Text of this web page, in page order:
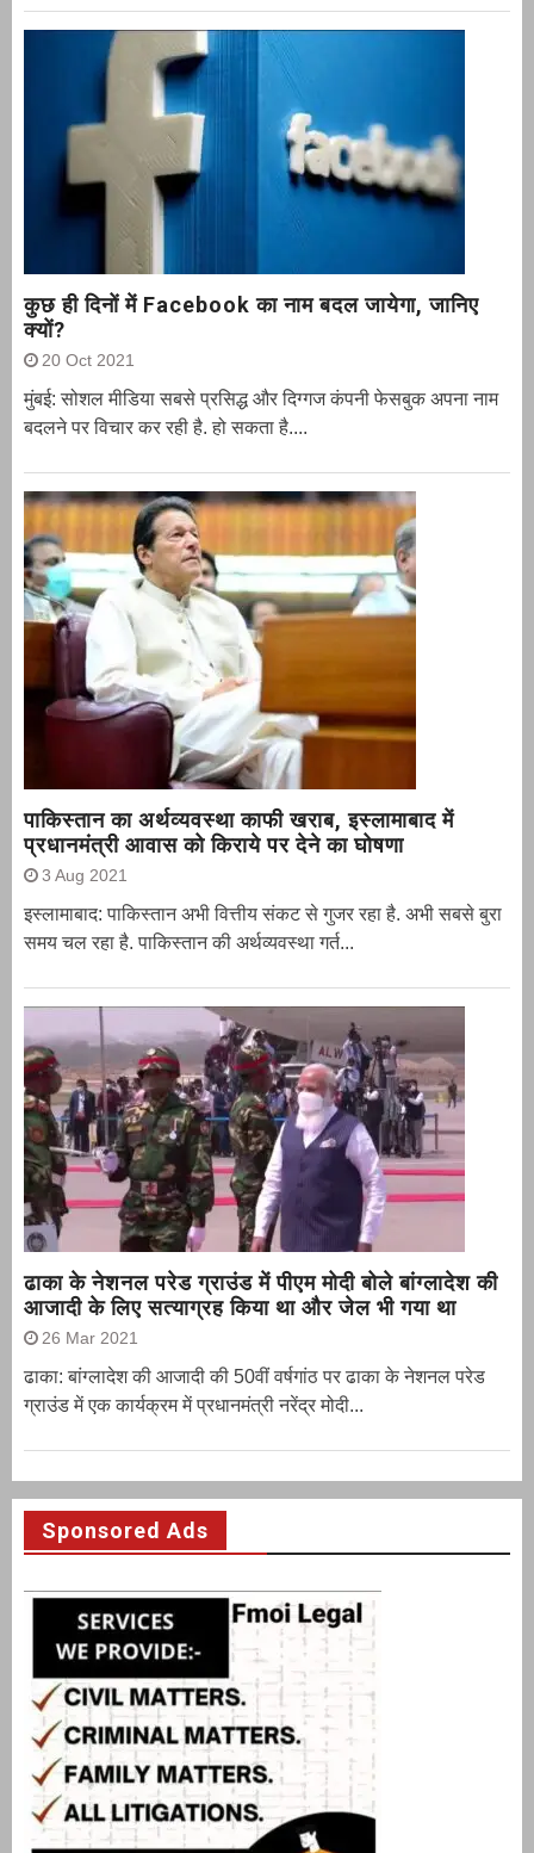
कुछ ही दिनों में Facebook का नाम बदल जायेगा, जानिए
क्यों?
20 Oct 2021
मुंबई: सोशल मीडिया सबसे प्रसिद्ध और दिग्गज कंपनी फेसबुक अपना नाम
बदलने पर विचार कर रही है. हो सकता है....
पाकिस्तान का अर्थव्यवस्था काफी खराब, इस्लामाबाद में
प्रधानमंत्री आवास को किराये पर देने का घोषणा
3 Aug 2021
इस्लामाबाद: पाकिस्तान अभी वित्तीय संकट से गुजर रहा है. अभी सबसे बुरा
समय चल रहा है. पाकिस्तान की अर्थव्यवस्था गर्त...
ढाका के नेशनल परेड ग्राउंड में पीएम मोदी बोले बांग्लादेश की
आजादी के लिए सत्याग्रह किया था और जेल भी गया था
26 Mar 2021
ढाका: बांग्लादेश की आजादी की 50वीं वर्षगांठ पर ढाका के नेशनल परेड
ग्राउंड में एक कार्यक्रम में प्रधानमंत्री नरेंद्र मोदी...
Sponsored Ads